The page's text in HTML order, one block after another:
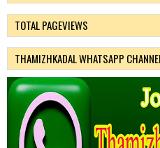
TOTAL PAGEVIEWS
THAMIZHKADAL WHATSAPP